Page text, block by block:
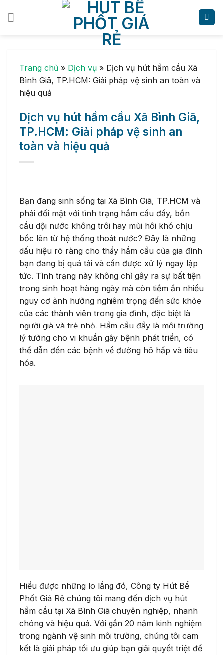
Trang chủ » Dịch vụ » Dịch vụ hút hầm cầu Xã
Bình Giã, TP.HCM: Giải pháp vệ sinh an toàn và
hiệu quả
Dịch vụ hút hầm cầu Xã Bình Giã,
TP.HCM: Giải pháp vệ sinh an
toàn và hiệu quả
Bạn đang sinh sống tại Xã Bình Giã, TP.HCM và
phải đối mặt với tình trạng hầm cầu đầy, bồn
cầu dội nước không trôi hay mùi hôi khó chịu
bốc lên từ hệ thống thoát nước? Đây là những
dấu hiệu rõ ràng cho thấy hầm cầu của gia đình
bạn đang bị quá tải và cần được xử lý ngay lập
tức. Tình trạng này không chỉ gây ra sự bất tiện
trong sinh hoạt hàng ngày mà còn tiềm ẩn nhiều
nguy cơ ảnh hưởng nghiêm trọng đến sức khỏe
của các thành viên trong gia đình, đặc biệt là
người già và trẻ nhỏ. Hầm cầu đầy là môi trường
lý tưởng cho vi khuẩn gây bệnh phát triển, có
thể dẫn đến các bệnh về đường hô hấp và tiêu
hóa.
Hiểu được những lo lắng đó, Công ty Hút Bể
Phốt Giá Rẻ chúng tôi mang đến dịch vụ hút
hầm cầu tại Xã Bình Giã chuyên nghiệp, nhanh
chóng và hiệu quả. Với gần 20 năm kinh nghiệm
trong ngành vệ sinh môi trường, chúng tôi cam
kết là giải pháp tối ưu giúp bạn giải quyết triệt để